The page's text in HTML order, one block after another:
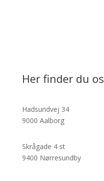
Her finder du os
Hadsundvej 34
9000 Aalborg
Skrågade 4 st
9400 Nørresundby